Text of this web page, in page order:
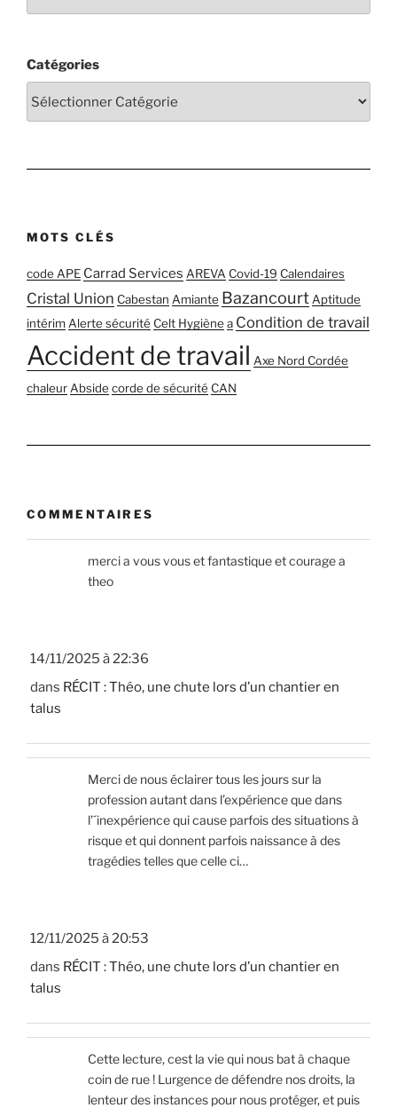
Catégories
MOTS CLÉS
code APE Carrad Services AREVA Covid-19 Calendaires
Cristal Union Cabestan Amiante Bazancourt Aptitude
intérim Alerte sécurité Celt Hygiènea Condition de travail
Accident de travail Axe Nord Cordée
chaleur Absidecorde de sécurité CAN
COMMENTAIRES
14/11/2025 à 22:36
dans RÉCIT : Théo, une chute lors d’un chantier en
talus
merci a vous vous et fantastique et courage a
theo
12/11/2025 à 20:53
dans RÉCIT : Théo, une chute lors d’un chantier en
talus
Merci de nous éclairer tous les jours sur la
profession autant dans l’expérience que dans
l’´inexpérience qui cause parfois des situations à
risque et qui donnent parfois naissance à des
tragédies telles que celle ci…
Cette lecture, cest la vie qui nous bat à chaque
coin de rue ! Lurgence de défendre nos droits, la
lenteur des instances pour nous protéger, et puis